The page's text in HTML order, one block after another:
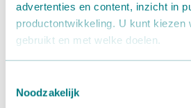
advertenties en content, inzicht in
productontwikkeling. U kunt kiezen
gebruikt en met welke doelen.
Informatie verzamelen over uw
Noodzakelijk
Multifunctionele
New Vision Fruit
In opdracht van
uit